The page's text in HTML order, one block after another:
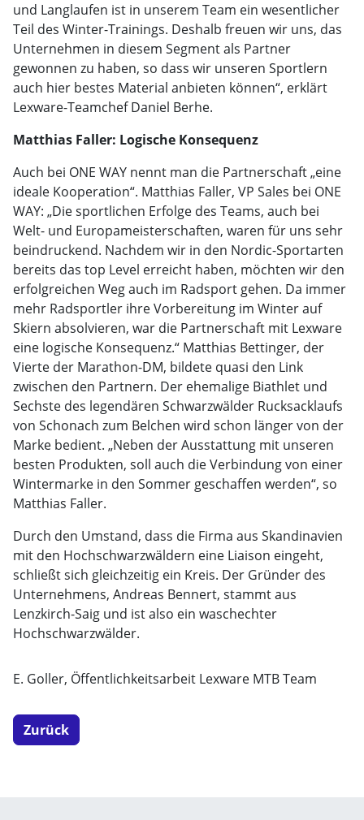
und Langlaufen ist in unserem Team ein wesentlicher
Teil des Winter-Trainings. Deshalb freuen wir uns, das
Unternehmen in diesem Segment als Partner
gewonnen zu haben, so dass wir unseren Sportlern
auch hier bestes Material anbieten können“, erklärt
Lexware-Teamchef Daniel Berhe.
Matthias Faller: Logische Konsequenz
Auch bei ONE WAY nennt man die Partnerschaft „eine
ideale Kooperation“. Matthias Faller, VP Sales bei ONE
WAY: „Die sportlichen Erfolge des Teams, auch bei
Welt- und Europameisterschaften, waren für uns sehr
beindruckend. Nachdem wir in den Nordic-Sportarten
bereits das top Level erreicht haben, möchten wir den
erfolgreichen Weg auch im Radsport gehen. Da immer
mehr Radsportler ihre Vorbereitung im Winter auf
Skiern absolvieren, war die Partnerschaft mit Lexware
eine logische Konsequenz.“ Matthias Bettinger, der
Vierte der Marathon-DM, bildete quasi den Link
zwischen den Partnern. Der ehemalige Biathlet und
Sechste des legendären Schwarzwälder Rucksacklaufs
von Schonach zum Belchen wird schon länger von der
Marke bedient. „Neben der Ausstattung mit unseren
besten Produkten, soll auch die Verbindung von einer
Wintermarke in den Sommer geschaffen werden“, so
Matthias Faller.
Durch den Umstand, dass die Firma aus Skandinavien
mit den Hochschwarzwäldern eine Liaison eingeht,
schließt sich gleichzeitig ein Kreis. Der Gründer des
Unternehmens, Andreas Bennert, stammt aus
Lenzkirch-Saig und ist also ein waschechter
Hochschwarzwälder.
E. Goller, Öffentlichkeitsarbeit Lexware MTB Team
Zurück